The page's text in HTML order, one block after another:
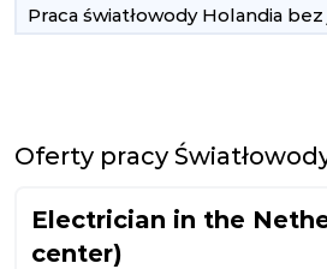
Praca światłowody Holandia
Oferty pracy
Electrician in the
center)